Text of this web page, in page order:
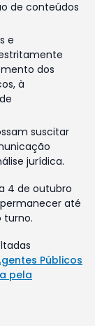
de conteúdos
e
dos
à
suscitar
jurídica.
4 de outubro
até
turno.
Públicos
pela